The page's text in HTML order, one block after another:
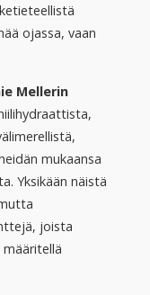
ojassa, vaan
Mellerin
mukaansa
Yksikään näistä
joista